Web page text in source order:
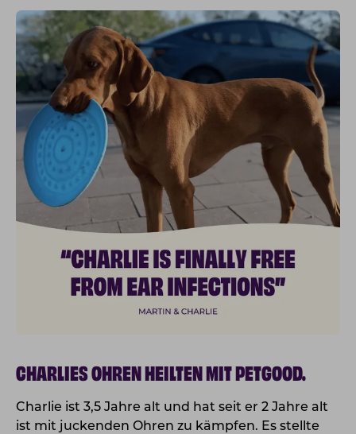
CHARLIES OHREN HEILTEN MIT PETGOOD.
Charlie ist 3,5 Jahre alt und hat seit er 2 Jahre alt
ist mit juckenden Ohren zu kämpfen. Es stellte